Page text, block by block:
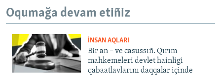
Oqumağa devam etiñiz
İNSAN AQLARI
Bir an – ve casussıñ. Qırım
mahkemeleri devlet hainligi
qabaatlavlarını daqqalar içinde